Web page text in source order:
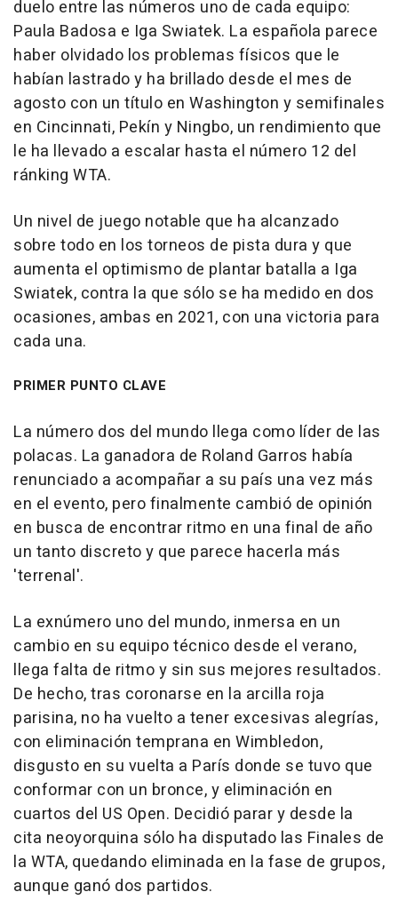
duelo entre las números uno de cada equipo:
Paula Badosa e Iga Swiatek. La española parece
haber olvidado los problemas físicos que le
habían lastrado y ha brillado desde el mes de
agosto con un título en Washington y semifinales
en Cincinnati, Pekín y Ningbo, un rendimiento que
le ha llevado a escalar hasta el número 12 del
ránking WTA.
Un nivel de juego notable que ha alcanzado
sobre todo en los torneos de pista dura y que
aumenta el optimismo de plantar batalla a Iga
Swiatek, contra la que sólo se ha medido en dos
ocasiones, ambas en 2021, con una victoria para
cada una.
PRIMER PUNTO CLAVE
La número dos del mundo llega como líder de las
polacas. La ganadora de Roland Garros había
renunciado a acompañar a su país una vez más
en el evento, pero finalmente cambió de opinión
en busca de encontrar ritmo en una final de año
un tanto discreto y que parece hacerla más
'terrenal'.
La exnúmero uno del mundo, inmersa en un
cambio en su equipo técnico desde el verano,
llega falta de ritmo y sin sus mejores resultados.
De hecho, tras coronarse en la arcilla roja
parisina, no ha vuelto a tener excesivas alegrías,
con eliminación temprana en Wimbledon,
disgusto en su vuelta a París donde se tuvo que
conformar con un bronce, y eliminación en
cuartos del US Open. Decidió parar y desde la
cita neoyorquina sólo ha disputado las Finales de
la WTA, quedando eliminada en la fase de grupos,
aunque ganó dos partidos.